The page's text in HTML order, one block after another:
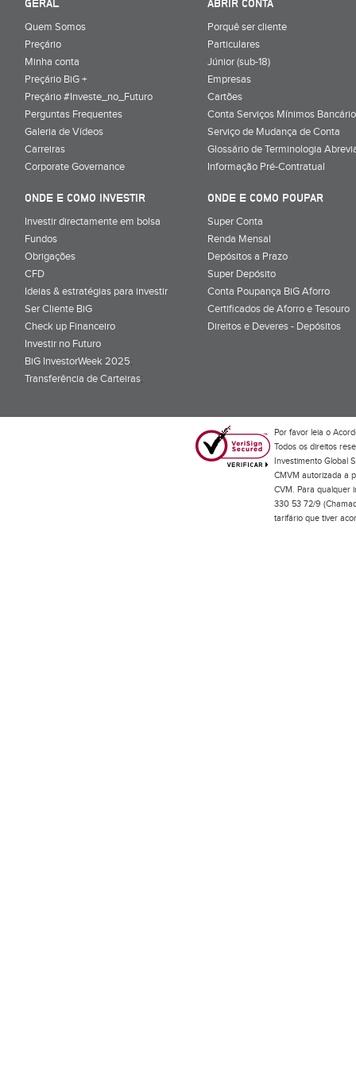
GERAL
Quem Somos
Preçário
Minha conta
Preçário BiG +
Preçário #Investe_no_Futuro
Perguntas Frequentes
Galeria de Vídeos
Carreiras
Corporate Governance
ABRIR CONTA
Porquê ser cliente
Particulares
Júnior (sub-18)
Empresas
Cartões
Conta Serviços Mínimos
Serviço de Mudança de Conta
Glossário de Terminologia
Informação Pré-Contratual
ONDE E COMO INVESTIR
Investir directamente em bolsa
Fundos
Obrigações
CFD
Ideias & estratégias para investir
Ser Cliente BiG
Check up Financeiro
Investir no Futuro
BiG InvestorWeek 2025;
Transferência de Carteiras;
ONDE E COMO POUPAR
Super Conta
Renda Mensal
Depósitos a Prazo
Super Depósito
Conta Poupança BiG Aforro
Certificados de Aforro e Tesouro
Direitos e Deveres - Depósitos
Por favor leia o
Todos os direitos
Investimento Global
CMVM autorizada a
CVM. Para qualquer
330 53 72/9
tarifário que tiver